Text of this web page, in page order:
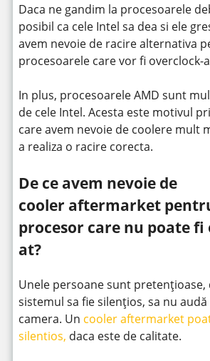
Daca ne gandim la procesoarele
posibil ca cele Intel sa dea si ele
avem nevoie de racire alternativa
procesoarele care vor fi overclock-
In plus, procesoarele AMD sunt
de cele Intel. Acesta este motivul
care avem nevoie de coolere mult
a realiza o racire corecta.
De ce avem nevoie de
cooler aftermarket
procesor care nu poate fi
at?
Unele persoane sunt pretențioase,
sistemul sa fie silențios, sa nu
camera. Un cooler aftermarket
silentios, daca este de calitate.